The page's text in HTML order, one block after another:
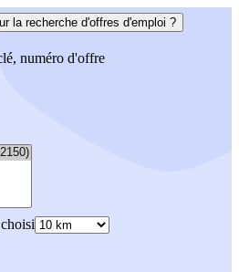
la recherche d'offres d'emploi ?
numéro d'offre